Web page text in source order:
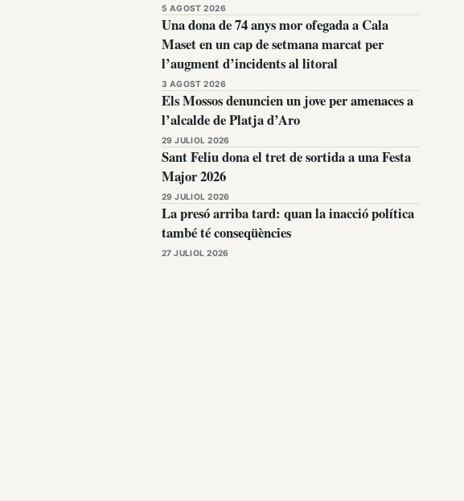
5 AGOST 2026
Una dona de 74 anys mor ofegada a Cala
Maset en un cap de setmana marcat per
l’augment d’incidents al litoral
3 AGOST 2026
Els Mossos denuncien un jove per amenaces a
l’alcalde de Platja d’Aro
29 JULIOL 2026
Sant Feliu dona el tret de sortida a una Festa
Major 2026
29 JULIOL 2026
La presó arriba tard: quan la inacció política
també té conseqüències
27 JULIOL 2026